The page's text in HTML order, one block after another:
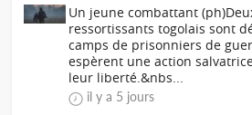
Un jeune combattant
ressortissants togolais sont
camps de prisonniers de
espèrent une action
leur liberté.&nbs...
il y a 5 jours